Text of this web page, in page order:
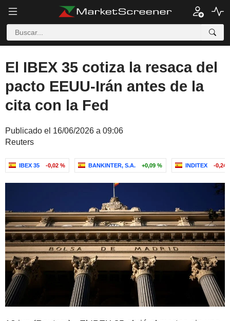
El IBEX 35 cotiza la resaca del
pacto EEUU-Irán antes de la
cita con la Fed
Publicado el 16/06/2026 a 09:06
Reuters
IBEX 35 -0,02 % BANKINTER, S.A. +0,09 % INDITEX -0,24